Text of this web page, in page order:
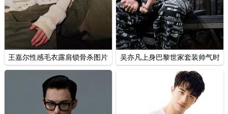
王嘉尔性感毛衣露肩锁骨杀图片
吴亦凡上身巴黎世家套装帅气时
尚图片